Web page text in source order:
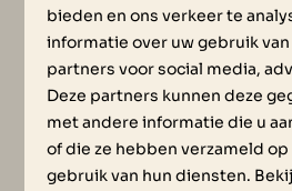
Villa Oesterdam | 8
Zeeland, Tholen
bieden en ons verkeer te
informatie over uw gebruik
partners voor social media,
Deze partners kunnen deze
met andere informatie die u
of die ze hebben verzameld op
gebruik van hun diensten.